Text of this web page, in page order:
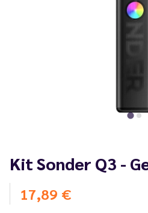
Kit Sonder Q3 -
17,89 €